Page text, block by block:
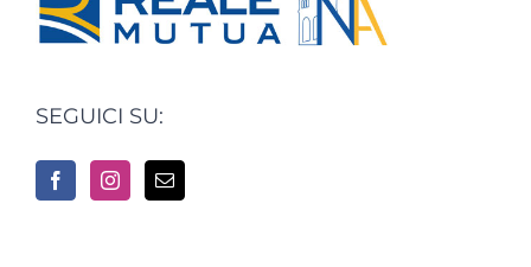
SEGUICI SU: